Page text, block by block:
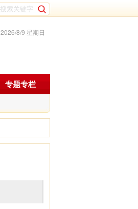
2026/8/9 星期日
专题专栏